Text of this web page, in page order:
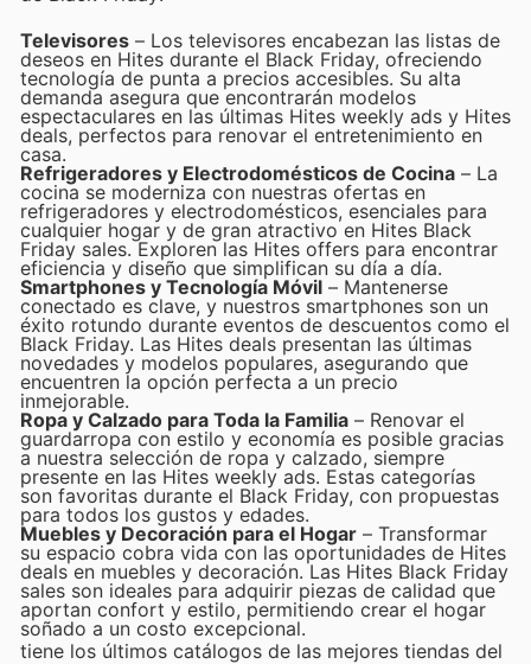
Televisores – Los televisores encabezan las listas de
deseos en Hites durante el Black Friday, ofreciendo
tecnología de punta a precios accesibles. Su alta
demanda asegura que encontrarán modelos
espectaculares en las últimas Hites weekly ads y Hites
deals, perfectos para renovar el entretenimiento en
casa.
Refrigeradores y Electrodomésticos de Cocina – La
cocina se moderniza con nuestras ofertas en
refrigeradores y electrodomésticos, esenciales para
cualquier hogar y de gran atractivo en Hites Black
Friday sales. Exploren las Hites offers para encontrar
eficiencia y diseño que simplifican su día a día.
Smartphones y Tecnología Móvil – Mantenerse
conectado es clave, y nuestros smartphones son un
éxito rotundo durante eventos de descuentos como el
Black Friday. Las Hites deals presentan las últimas
novedades y modelos populares, asegurando que
encuentren la opción perfecta a un precio
inmejorable.
Ropa y Calzado para Toda la Familia – Renovar el
guardarropa con estilo y economía es posible gracias
a nuestra selección de ropa y calzado, siempre
presente en las Hites weekly ads. Estas categorías
son favoritas durante el Black Friday, con propuestas
para todos los gustos y edades.
Muebles y Decoración para el Hogar – Transformar
su espacio cobra vida con las oportunidades de Hites
deals en muebles y decoración. Las Hites Black Friday
sales son ideales para adquirir piezas de calidad que
aportan confort y estilo, permitiendo crear el hogar
soñado a un costo excepcional.
tiene los últimos catálogos de las mejores tiendas del